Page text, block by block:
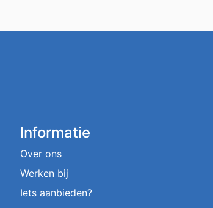
Informatie
Over ons
Werken bij
Iets aanbieden?